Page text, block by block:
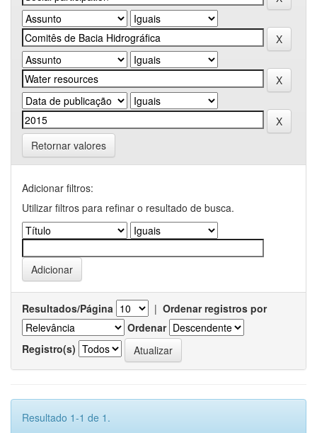
Retornar valores
Adicionar filtros:
Utilizar filtros para refinar o resultado de busca.
Resultados/Página | Ordenar registros por
Ordenar
Registro(s)
Resultado 1-1 de 1.